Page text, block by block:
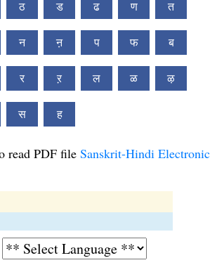
ठ ड ढ ण त
न ऩ प फ ब
र ऱ ल ळ ऴ
स ह
read PDF file Sanskrit-Hindi Electronic